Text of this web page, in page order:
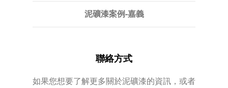
泥礦漆案例-嘉義
聯絡方式
如果您想要了解更多關於泥礦漆的資訊，或者